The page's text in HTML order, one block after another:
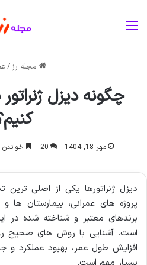
مجله رز/
چگونه دیزل
مهر 18, 1404 20 خواندن این
دیزل ژنراتورها یکی از اصلی ترین
پروژه های عمرانی، بیمارستان
برندهای معتبر و شناخته شده در
است. آشنایی با روش های صحیح
افزایش طول عمر، بهبود عملکرد و